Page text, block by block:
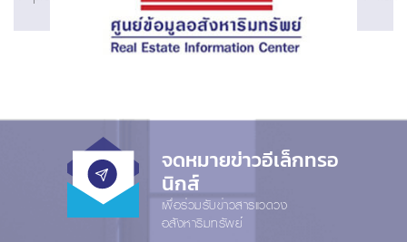
จดหมายข่าวอีเล็กทรอ
นิกส์
เพื่อร่วมรับข่าวสารแวดวง
อสังหาริมทรัพย์